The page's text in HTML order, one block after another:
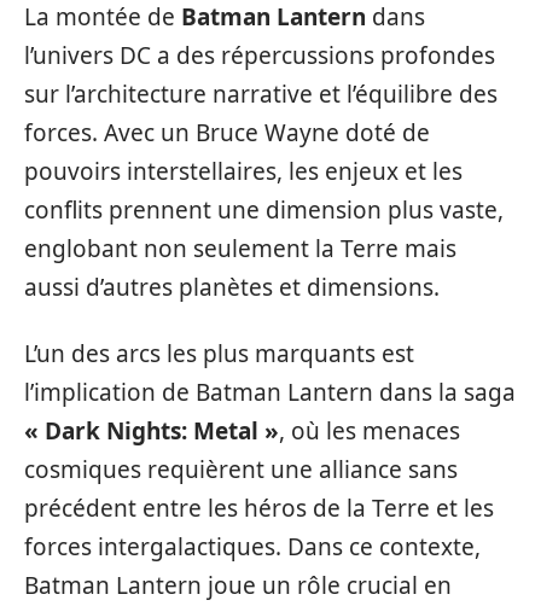
La montée de Batman Lantern dans
l’univers DC a des répercussions profondes
sur l’architecture narrative et l’équilibre des
forces. Avec un Bruce Wayne doté de
pouvoirs interstellaires, les enjeux et les
conflits prennent une dimension plus vaste,
englobant non seulement la Terre mais
aussi d’autres planètes et dimensions.
L’un des arcs les plus marquants est
l’implication de Batman Lantern dans la saga
« Dark Nights: Metal », où les menaces
cosmiques requièrent une alliance sans
précédent entre les héros de la Terre et les
forces intergalactiques. Dans ce contexte,
Batman Lantern joue un rôle crucial en